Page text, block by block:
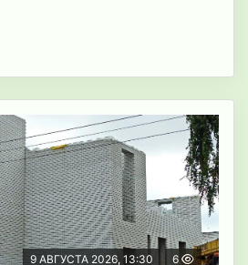
9 АВГУСТА 2026, 13:30 6